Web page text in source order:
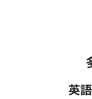
英